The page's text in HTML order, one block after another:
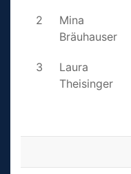
2
Mina
Bräuhauser
3
Laura
Theisinger